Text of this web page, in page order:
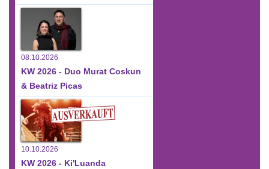
08.10.2026
KW 2026 - Duo Murat Coskun
& Beatriz Picas
10.10.2026
KW 2026 - Ki'Luanda